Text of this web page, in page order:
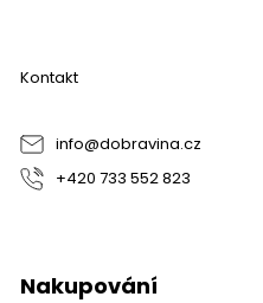
Kontakt
info@dobravina.cz
+420 733 552 823
Nakupování